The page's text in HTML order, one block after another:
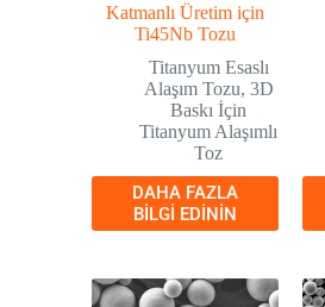
Katmanlı Üretim için
Ti45Nb Tozu
Titanyum Esaslı
Alaşım Tozu, 3D
Baskı İçin
Titanyum Alaşımlı
Toz
DAHA FAZLA
BILGI EDININ